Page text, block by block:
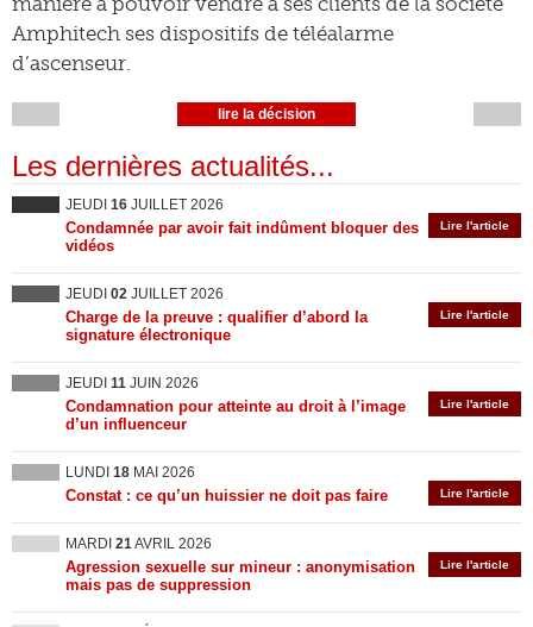
Amphitech ses dispositifs de téléalarme
d’ascenseur.
lire la décision
Les dernières actualités...
JEUDI 16 JUILLET 2026
Lire l'article
Condamnée par avoir fait indûment bloquer des
vidéos
JEUDI 02 JUILLET 2026
Lire l'article
Charge de la preuve : qualifier d’abord la
signature électronique
JEUDI 11 JUIN 2026
Lire l'article
Condamnation pour atteinte au droit à l’image
d’un influenceur
LUNDI 18 MAI 2026
Lire l'article
Constat : ce qu’un huissier ne doit pas faire
MARDI 21AVRIL 2026
Lire l'article
Agression sexuelle sur mineur : anonymisation
mais pas de suppression